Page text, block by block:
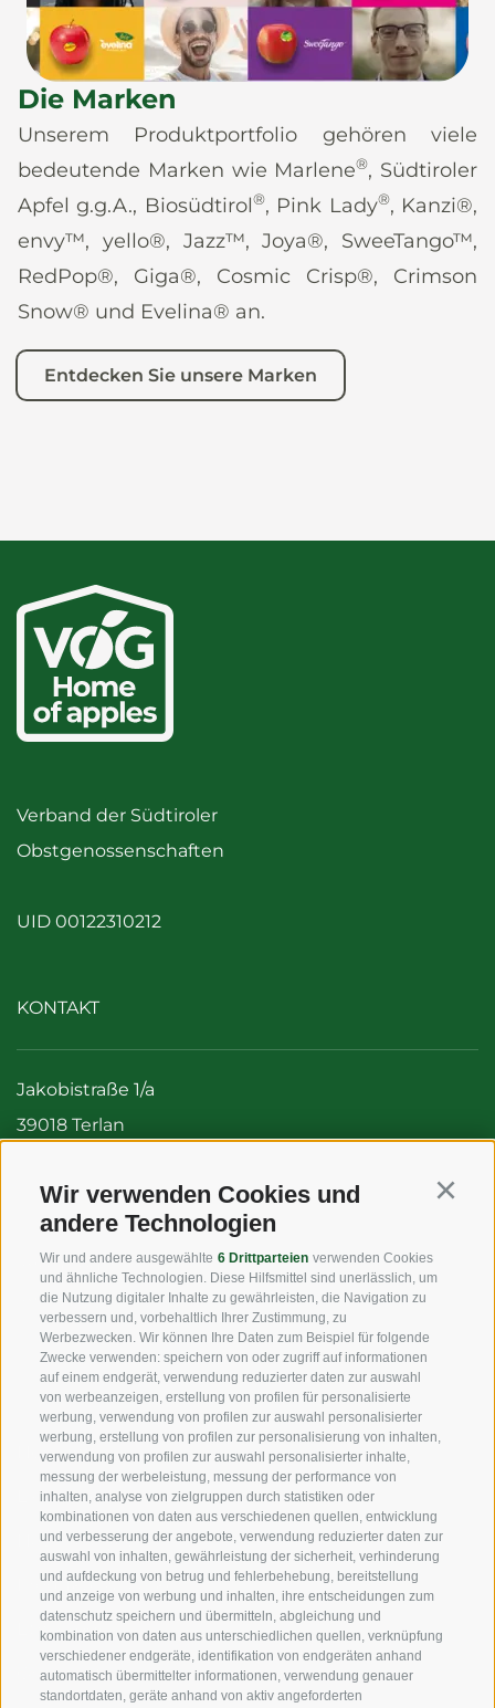
Wir verwenden Cookies und
andere Technologien
Wir und andere ausgewählte 6 Drittparteien verwenden Cookies
und ähnliche Technologien. Diese Hilfsmittel sind unerlässlich, um
die Nutzung digitaler Inhalte zu gewährleisten, die Navigation zu
verbessern und, vorbehaltlich Ihrer Zustimmung, zu
Werbezwecken. Wir können Ihre Daten zum Beispiel für folgende
Zwecke verwenden: speichern von oder zugriff auf informationen
auf einem endgerät, verwendung reduzierter daten zur auswahl
von werbeanzeigen, erstellung von profilen für personalisierte
werbung, verwendung von profilen zur auswahl personalisierter
werbung, erstellung von profilen zur personalisierung von inhalten,
verwendung von profilen zur auswahl personalisierter inhalte,
messung der werbeleistung, messung der performance von
inhalten, analyse von zielgruppen durch statistiken oder
kombinationen von daten aus verschiedenen quellen, entwicklung
und verbesserung der angebote, verwendung reduzierter daten zur
auswahl von inhalten, gewährleistung der sicherheit, verhinderung
und aufdeckung von betrug und fehlerbehebung, bereitstellung
und anzeige von werbung und inhalten, ihre entscheidungen zum
datenschutz speichern und übermitteln, abgleichung und
kombination von daten aus unterschiedlichen quellen, verknüpfung
verschiedener endgeräte, identifikation von endgeräten anhand
automatisch übermittelter informationen, verwendung genauer
standortdaten, geräte anhand von aktiv angeforderten
Die Marken
Unserem Produktportfolio gehören viele
bedeutende Marken wie Marlene®, Südtiroler
Apfel g.g.A., Biosüdtirol®, Pink Lady®, Kanzi®,
envy™, yello®, Jazz™, Joya®, SweeTango™,
RedPop®, Giga®, Cosmic Crisp®, Crimson
Snow® und Evelina® an.
Entdecken Sie unsere Marken
Verband der Südtiroler
Obstgenossenschaften
UID 00122310212
KONTAKT
Jakobistraße 1/a
39018 Terlan
Tel:+39 0471 256 700
Fax: +39 0471 256 699
info@vog.it
info@pec.vog.it
NÜTZLICHE LINKS
Herkunft
Expertise
Nachhaltigkeit
Produkte & Marken
Ethikkodex
Organisationsmodell